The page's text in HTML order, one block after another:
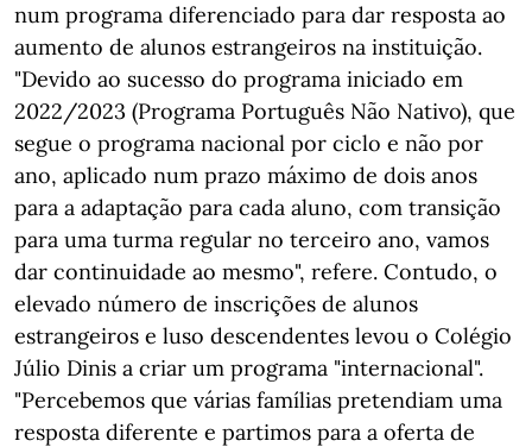
num programa diferenciado para dar resposta ao
aumento de alunos estrangeiros na instituição.
"Devido ao sucesso do programa iniciado em
2022/2023 (Programa Português Não Nativo), que
segue o programa nacional por ciclo e não por
ano, aplicado num prazo máximo de dois anos
para a adaptação para cada aluno, com transição
para uma turma regular no terceiro ano, vamos
dar continuidade ao mesmo", refere. Contudo, o
elevado número de inscrições de alunos
estrangeiros e luso descendentes levou o Colégio
Júlio Dinis a criar um programa "internacional".
"Percebemos que várias famílias pretendiam uma
resposta diferente e partimos para a oferta de